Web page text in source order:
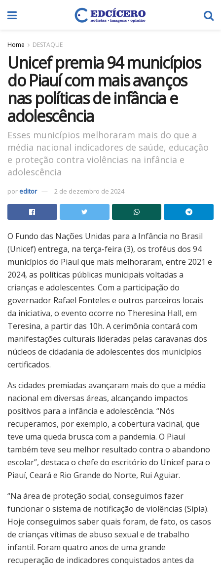
Home DESTAQUE
Unicef premia 94 municípios
do Piauí com mais avanços
nas políticas de infância e
adolescência
Esses municípios melhoraram mais do que a
média nacional indicadores de saúde, educação
e proteção contra violências na infância e
adolescência
por editor 2 de dezembro de 2024
O Fundo das Nações Unidas para a Infância no Brasil
(Unicef) entrega, na terça-feira (3), os troféus dos 94
municípios do Piauí que mais melhoraram, entre 2021 e
2024, as políticas públicas municipais voltadas a
crianças e adolescentes. Com a participação do
governador Rafael Fonteles e outros parceiros locais
da iniciativa, o evento ocorre no Theresina Hall, em
Teresina, a partir das 10h. A cerimônia contará com
manifestações culturais lideradas pelas caravanas dos
núcleos de cidadania de adolescentes dos municípios
certificados.
As cidades premiadas avançaram mais do que a média
nacional em diversas áreas, alcançando impactos
positivos para a infância e adolescência. “Nós
recuperamos, por exemplo, a cobertura vacinal, que
teve uma queda brusca com a pandemia. O Piauí
também teve seu melhor resultado contra o abandono
escolar”, destaca o chefe do escritório do Unicef para o
Piauí, Ceará e Rio Grande do Norte, Rui Aguiar.
“Na área de proteção social, conseguimos fazer
funcionar o sistema de notificação de violências (Sipia).
Hoje conseguimos saber quais foram, de fato, os casos
de crianças vítimas de abuso sexual e de trabalho
infantil. Foram quatro anos de uma grande
recuperação de indicadores conquistados antes da